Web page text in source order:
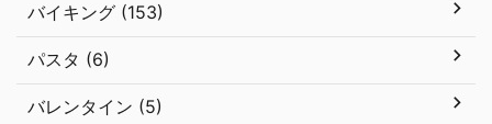
バイキング (153)
パスタ (6)
バレンタイン (5)